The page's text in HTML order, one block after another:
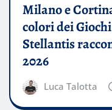
Milano e
colori dei
Stellantis
2026
Luca Talotta